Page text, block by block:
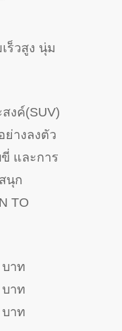
ร็วสูง นุ่ม
งค์(SUV)
างลงตัว
และการ
นุก
TO
บาท
บาท
บาท